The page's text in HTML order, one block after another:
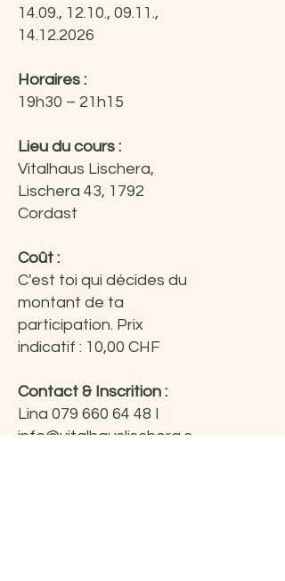
14.09., 12.10., 09.11.,
14.12.2026
Horaires :
19h30 – 21h15
Lieu du cours :
Vitalhaus Lischera,
Lischera 43, 1792
Cordast
Coût :
C'est toi qui décides du
montant de ta
participation. Prix
indicatif : 10,00 CHF
Contact & Inscrition :
Lina 079 660 64 48 I
info@vitalhauslischera.c